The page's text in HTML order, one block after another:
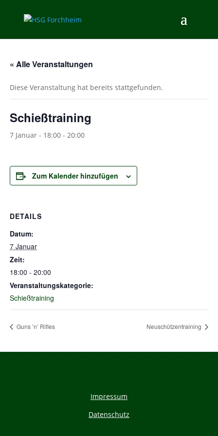
« Alle Veranstaltungen
Diese Veranstaltung hat bereits stattgefunden.
Schießtraining
7 Januar - 18:00 - 20:00
Zum Kalender hinzufügen
DETAILS
Datum:
7 Januar
Zeit:
18:00 - 20:00
Veranstaltungskategorie:
Schießtraining
Guns ’n’ Rifles Neuschützentraining
Impressum
Datenschutz